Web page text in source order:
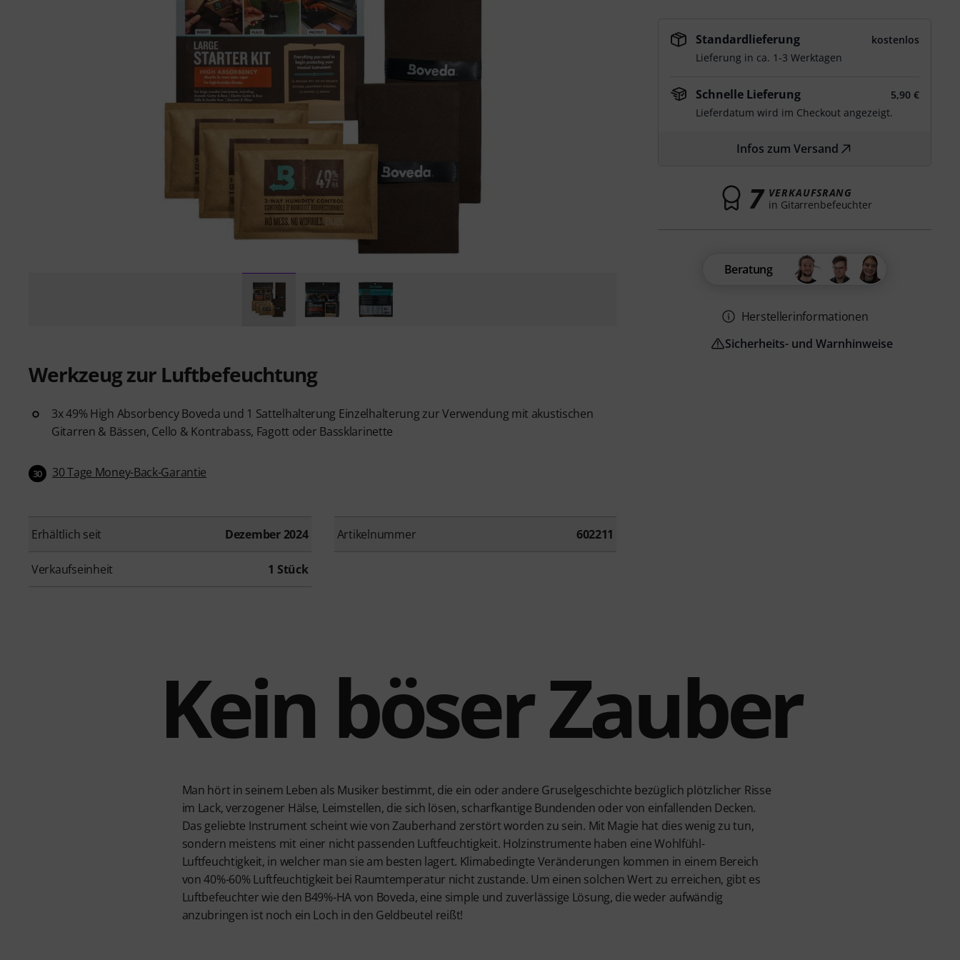
Werkzeug zur Luftbefeuchtung
3x 49% High Absorbency Boveda und 1 Sattelhalterung Einzelhalterung zur Verwendung mit akustischen
Gitarren & Bässen, Cello & Kontrabass, Fagott oder Bassklarinette
30 30 Tage Money-Back-Garantie
Erhältlich seit Dezember 2024 Artikelnummer 602211
Verkaufseinheit 1 Stück
Standardlieferung
kostenlos
Lieferung in ca. 1-3 Werktagen
Schnelle Lieferung
5,90 €
Lieferdatum wird im Checkout angezeigt.
Infos zum Versand
7 VERKAUFSRANG
in Gitarrenbefeuchter
Beratung
Herstellerinformationen
Sicherheits- und Warnhinweise
Kein böser Zauber
Man hört in seinem Leben als Musiker bestimmt, die ein oder andere Gruselgeschichte bezüglich plötzlicher Risse
im Lack, verzogener Hälse, Leimstellen, die sich lösen, scharfkantige Bundenden oder von einfallenden Decken.
Das geliebte Instrument scheint wie von Zauberhand zerstört worden zu sein. Mit Magie hat dies wenig zu tun,
sondern meistens mit einer nicht passenden Luftfeuchtigkeit. Holzinstrumente haben eine Wohlfühl-
Luftfeuchtigkeit, in welcher man sie am besten lagert. Klimabedingte Veränderungen kommen in einem Bereich
von 40%-60% Luftfeuchtigkeit bei Raumtemperatur nicht zustande. Um einen solchen Wert zu erreichen, gibt es
Luftbefeuchter wie den B49%-HA von Boveda, eine simple und zuverlässige Lösung, die weder aufwändig
anzubringen ist noch ein Loch in den Geldbeutel reißt!